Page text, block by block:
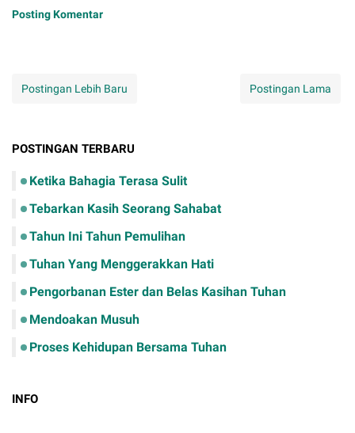
Posting Komentar
Postingan Lebih Baru Postingan Lama
POSTINGAN TERBARU
Ketika Bahagia Terasa Sulit
Tebarkan Kasih Seorang Sahabat
Tahun Ini Tahun Pemulihan
Tuhan Yang Menggerakkan Hati
Pengorbanan Ester dan Belas Kasihan Tuhan
Mendoakan Musuh
Proses Kehidupan Bersama Tuhan
INFO